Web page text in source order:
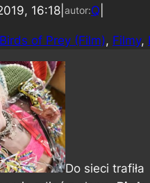
16:18| autor:Q
Birds of Prey (Film), Filmy,
Do sieci trafiła